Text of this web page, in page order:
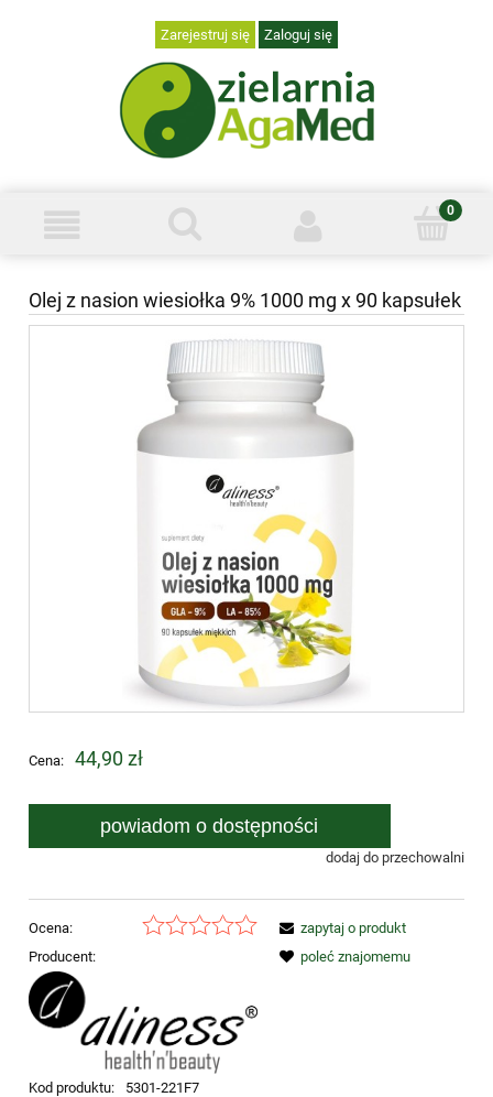
Zarejestruj się Zaloguj się
Olej z nasion wiesiołka 9% 1000 mg x 90 kapsułek
Cena: 44,90 zł
powiadom o dostępności
dodaj do przechowalni
Ocena:
Producent:
Kod produktu: 5301-221F7
zapytaj o produkt
poleć znajomemu